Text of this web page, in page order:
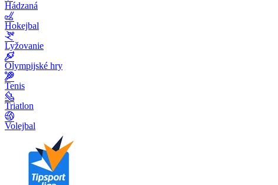
Hádzaná
Hokejbal
Lyžovanie
Olympijské hry
Tenis
Triatlon
Volejbal